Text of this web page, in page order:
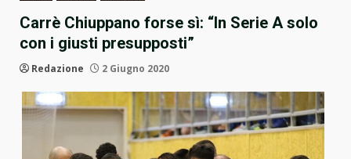
Carrè Chiuppano forse sì: “In Serie A solo
con i giusti presupposti”
Redazione 2 Giugno 2020